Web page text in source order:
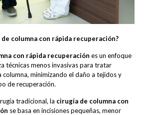
columna con rápida recuperación?
con rápida recuperación es un enfoque
técnicas menos invasivas para tratar
columna, minimizando el daño a tejidos y
de recuperación.
tradicional, la cirugía de columna con
se basa en incisiones pequeñas, menor